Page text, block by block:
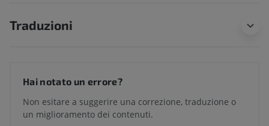
Traduzioni
Hai notato un errore?
Non esitare a suggerire una correzione, traduzione o
un miglioramento dei contenuti.